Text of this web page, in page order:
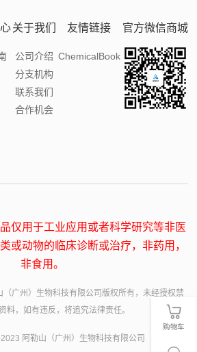
关于我们
公司介绍
分支机构
联系我们
合作机会
友情链接
ChemicalBook
官方微信商城
仅用于工业应用或者科学研究等非医
或动物的临床诊断或治疗，非药用，
非食用。
广州）生物科技有限公司版权所有，未经授权禁
料，如有违反，将追究法律责任。
阿勒山（广州）生物科技有限公司
购物车